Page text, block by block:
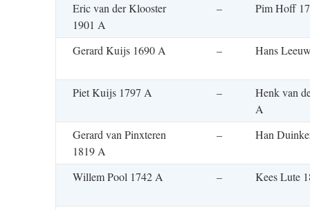
Eric van der Klooster
1901 A
– Pim Hoff
Gerard Kuijs 1690 A – Hans
Piet Kuijs 1797 A –
Henk van
A
Gerard van Pinxteren
1819 A
– Han
Willem Pool 1742 A – Kees Lute